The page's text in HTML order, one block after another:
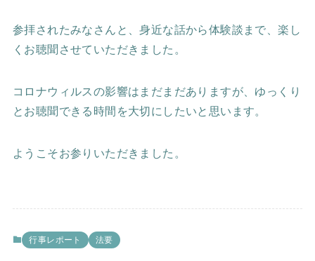
参拝されたみなさんと、身近な話から体験談まで、楽し
くお聴聞させていただきました。
コロナウィルスの影響はまだまだありますが、ゆっくり
とお聴聞できる時間を大切にしたいと思います。
ようこそお参りいただきました。
行事レポート 法要